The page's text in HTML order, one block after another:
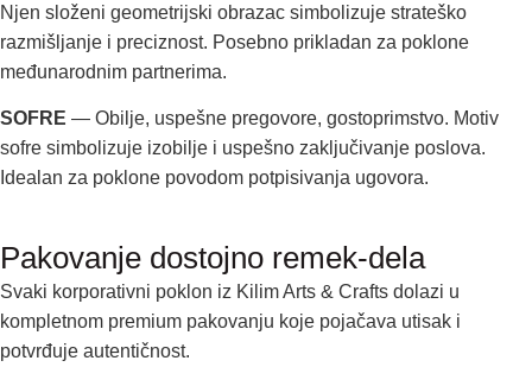
Njen složeni geometrijski obrazac simbolizuje strateško
razmišljanje i preciznost. Posebno prikladan za poklone
međunarodnim partnerima.
SOFRE — Obilje, uspešne pregovore, gostoprimstvo. Motiv
sofre simbolizuje izobilje i uspešno zaključivanje poslova.
Idealan za poklone povodom potpisivanja ugovora.
Pakovanje dostojno remek-dela
Svaki korporativni poklon iz Kilim Arts & Crafts dolazi u
kompletnom premium pakovanju koje pojačava utisak i
potvrđuje autentičnost.